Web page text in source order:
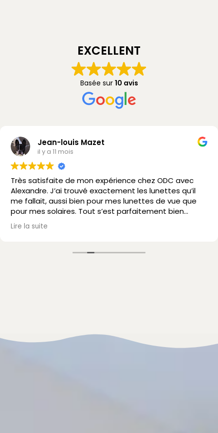
EXCELLENT
Basée sur 10 avis
Jean-louis Mazet
il y a 11 mois
Très satisfaite de mon expérience chez ODC avec
Alexandre. J’ai trouvé exactement les lunettes qu’il
me fallait, aussi bien pour mes lunettes de vue que
pour mes solaires. Tout s’est parfaitement bien
passé, avec un accueil et un accompagnement au
top. Je recommande vivement !
Lire la suite